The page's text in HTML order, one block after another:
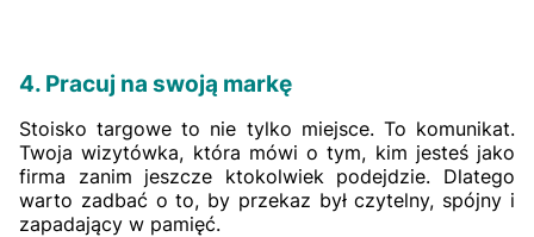
4. Pracuj na swoją markę
Stoisko targowe to nie tylko miejsce. To komunikat.
Twoja wizytówka, która mówi o tym, kim jesteś jako
firma zanim jeszcze ktokolwiek podejdzie. Dlatego
warto zadbać o to, by przekaz był czytelny, spójny i
zapadający w pamięć.